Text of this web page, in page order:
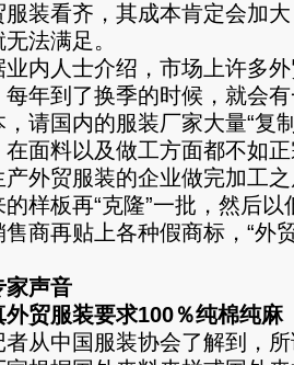
服装看齐，其成本肯定会加
法满足。
人士介绍，市场上许多外
每年到了换季的时候，就会
，请国内的服装厂家大量“复
在面料以及做工方面都不如
产外贸服装的企业做完加工
的样板再“克隆”一批，然后
售商再贴上各种假商标，“外
家声音
外贸服装要求100％纯棉纯麻
中国服装协会了解到，所